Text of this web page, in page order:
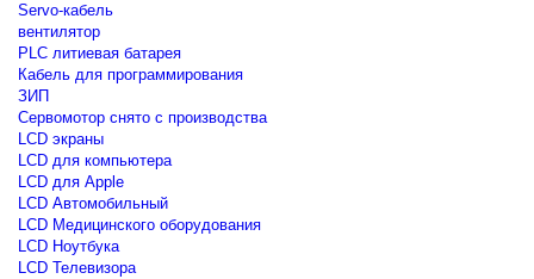
Servo-кабель
вентилятор
PLC литиевая батарея
Кабель для программирования
ЗИП
Сервомотор снято с производства
LCD экраны
LCD для компьютера
LCD для Apple
LCD Автомобильный
LCD Медицинского оборудования
LCD Ноутбука
LCD Телевизора